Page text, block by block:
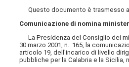
Questo documento è trasmesso
Comunicazione di nomina
La Presidenza del Consiglio dei
30 marzo 2001, n. 165, la
articolo 19, dell'incarico di livello
pubbliche per la Calabria e la